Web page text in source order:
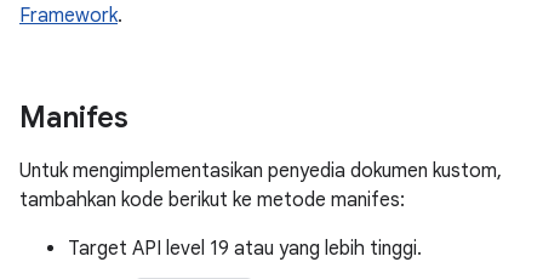
Framework.
Manifes
Untuk mengimplementasikan penyedia dokumen kustom,
tambahkan kode berikut ke metode manifes:
Target API level 19 atau yang lebih tinggi.